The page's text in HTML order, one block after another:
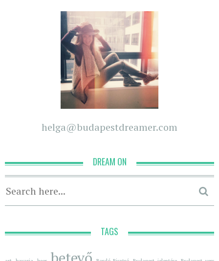
helga@budapestdreamer.com
DREAM ON
TAGS